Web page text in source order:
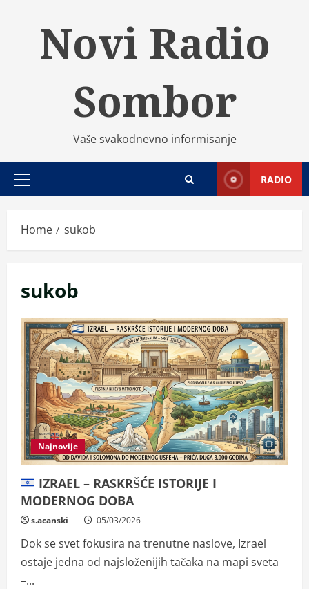
Novi Radio
Sombor
Vaše svakodnevno informisanje
Primary
RADIO
Home sukob
sukob
Najnovije
IZRAEL – RASKRŠĆE ISTORIJE I
MODERNOG DOBA
s.acanski 05/03/2026
Dok se svet fokusira na trenutne naslove, Izrael
ostaje jedna od najsloženijih tačaka na mapi sveta
–...